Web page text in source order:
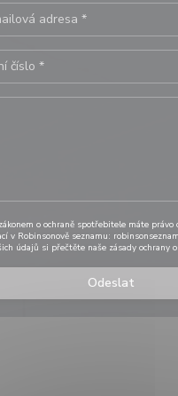
o ochraně spotřebitele máte
v Robinsonově seznamu:
údajů si přečtěte naše zásady ochrany